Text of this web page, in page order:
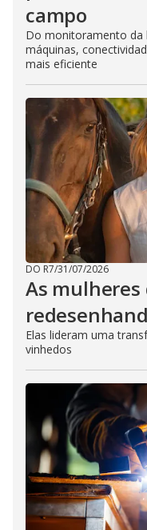
campo
Do monitoramento da
máquinas,
mais eficiente
DO R7/31/07/2026
As mulheres
Elas lideram uma
vinhedos